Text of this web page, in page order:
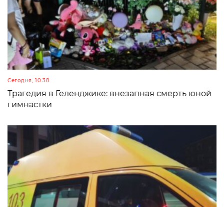
Сегодня, 10:38
Трагедия в Геленджике: внезапная смерть юной
гимнастки